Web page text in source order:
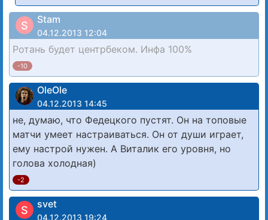
S Stam
04.12.2013 12:04
Ротань будет центрбеком. Инфа 100%
-10
OleOle
04.12.2013 14:45
не, думаю, что Федецкого пустят. Он на топовые
матчи умеет настраиваться. Он от души играет,
ему настрой нужен. А Виталик его уровня, но
голова холодная)
-2
S svet
04.12.2013 19:24